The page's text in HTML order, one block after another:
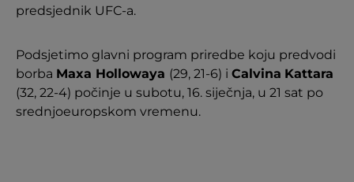
predsjednik UFC-a.
Podsjetimo glavni program priredbe koju predvodi
borba Maxa Hollowaya (29, 21-6) i Calvina Kattara
(32, 22-4) počinje u subotu, 16. siječnja, u 21 sat po
srednjoeuropskom vremenu.